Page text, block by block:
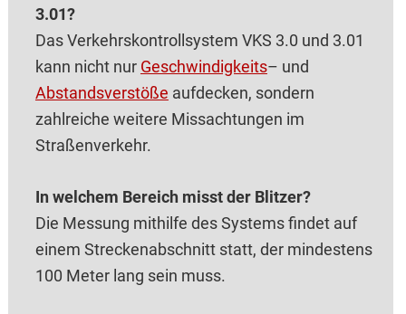
3.01?
Das Verkehrskontrollsystem VKS 3.0 und 3.01
kann nicht nur Geschwindigkeits– und
Abstandsverstöße aufdecken, sondern
zahlreiche weitere Missachtungen im
Straßenverkehr.
In welchem Bereich misst der Blitzer?
Die Messung mithilfe des Systems findet auf
einem Streckenabschnitt statt, der mindestens
100 Meter lang sein muss.